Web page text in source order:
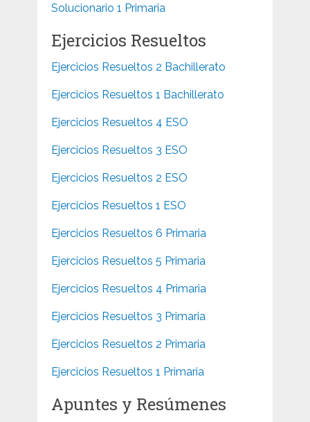
Solucionario 1 Primaria
Ejercicios Resueltos
Ejercicios Resueltos 2 Bachillerato
Ejercicios Resueltos 1 Bachillerato
Ejercicios Resueltos 4 ESO
Ejercicios Resueltos 3 ESO
Ejercicios Resueltos 2 ESO
Ejercicios Resueltos 1 ESO
Ejercicios Resueltos 6 Primaria
Ejercicios Resueltos 5 Primaria
Ejercicios Resueltos 4 Primaria
Ejercicios Resueltos 3 Primaria
Ejercicios Resueltos 2 Primaria
Ejercicios Resueltos 1 Primaria
Apuntes y Resúmenes